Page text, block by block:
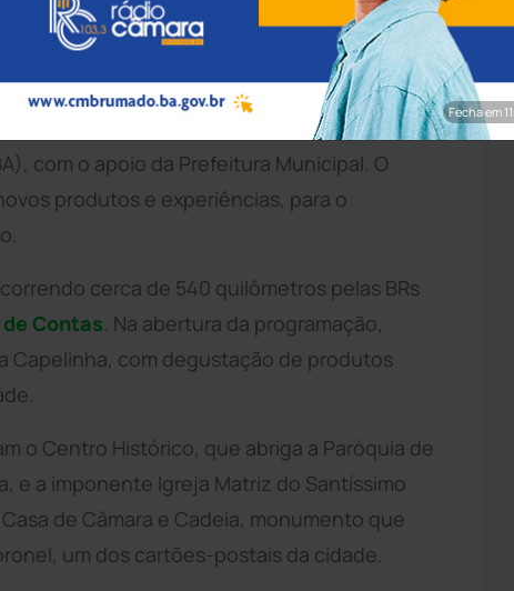
é um destino que combina natureza, história e
Para conhecer esses atrativos, 23 agentes
de Salvador participaram de famtour (viagem
28 e 31 de maio, em uma iniciativa da
com o apoio da Prefeitura Municipal. O
produtos e experiências, para o
cerca de 540 quilômetros pelas BRs
de Contas. Na abertura da programação,
Capelinha, com degustação de produtos
o Centro Histórico, que abriga a Paróquia de
e a imponente Igreja Matriz do Santíssimo
de Câmara e Cadeia, monumento que
um dos cartões-postais da cidade.
Fecha em